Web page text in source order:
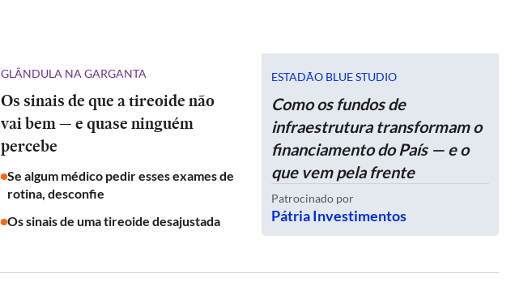
GLÂNDULA NA GARGANTA
Os sinais de que a tireoide não
vai bem — e quase ninguém
percebe
Se algum médico pedir esses exames de
rotina, desconfie
Os sinais de uma tireoide desajustada
ESTADÃO BLUE STUDIO
Como os fundos de
infraestrutura transformam o
financiamento do País — e o
que vem pela frente
Patrocinado por
Pátria Investimentos